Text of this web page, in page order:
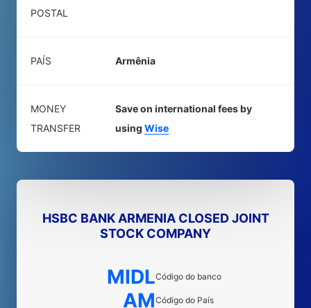
POSTAL
PAÍS Armênia
MONEY
TRANSFER
Save on international fees by
using Wise
HSBC BANK ARMENIA CLOSED JOINT
STOCK COMPANY
MIDLCódigo do banco
AMCódigo do País